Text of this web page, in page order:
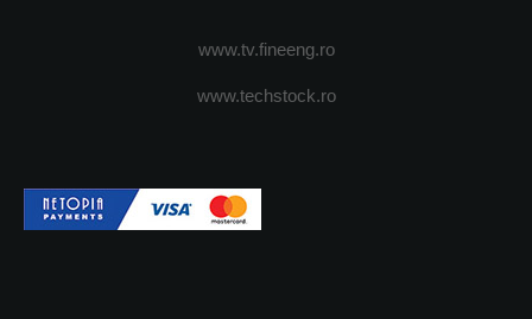
www.tv.fineeng.ro
www.techstock.ro